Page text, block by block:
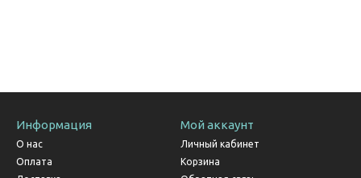
Информация
О нас
Оплата
Мой аккаунт
Личный кабинет
Корзина